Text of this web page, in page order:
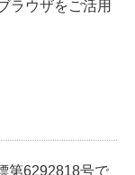
ラウザをご活用
第6292818号で